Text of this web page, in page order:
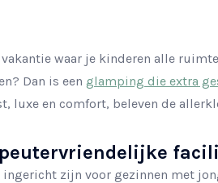
vakantie waar je kinderen alle
Dan is een glamping die extra
luxe en comfort, beleven de
zijn voor gezinnen met